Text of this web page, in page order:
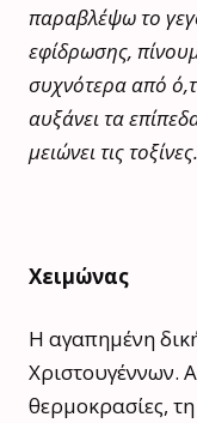
παραβλέψω το
εφίδρωσης,
συχνότερα από
αυξάνει τα
μειώνει τις τοξίνες.
Χειμώνας
Η αγαπημένη
Χριστουγέννων.
θερμοκρασίες,